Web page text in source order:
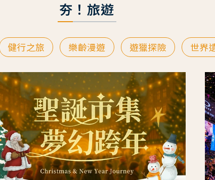
夯！旅遊
健行之旅 樂齡漫遊 遊獵探險 世界